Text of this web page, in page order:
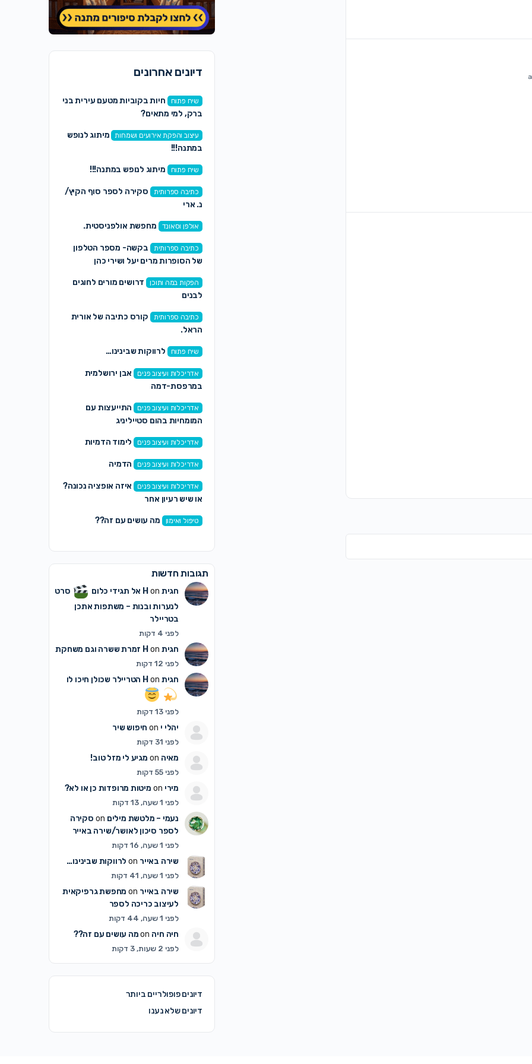
דיונים אחרונים
שיח פתוח
חיות בקוביות מטעם עירית בני
ברק, למי מתאים?
עיצוב והפקת אירועים ושמחות
מיתוג לנופש
במתנה!!!
שיח פתוח מיתוג לנופש במתנה!!!
כתיבה ספרותית
סקירה לספר סוף הקיץ/
נ. ארי
אולפן וסאונד מחפשת אולפניסטית.
כתיבה ספרותית
בקשה- מספר הטלפון
של הסופרות מרים יעל ושירי כהן
הפקות במה ותוכן
דרושים מורים לחוגים
לבנים
כתיבה ספרותית
קורס כתיבה של אורית
הראל.
שיח פתוח לרווקות שבינינו…
אדריכלות ועיצוב פנים
אבן ירושלמית
במרפסת-דמה
אדריכלות ועיצוב פנים
התייעצות עם
המומחיות בהום סטייליניג
אדריכלות ועיצוב פנים לימוד הדמיות
אדריכלות ועיצוב פנים הדמיה
אדריכלות ועיצוב פנים
איזה אופציה נכונה?
או שיש רעיון אחר
טיפול ואימון מה עושים עם זה??
תגובות חדשות
חגית H on אל תגידי כלום
סרט
לנערות ובנות – משתפות אתכן
בטריילר
לפני 4 דקות
חגית H on זמרת ששרה וגם משחקת
לפני 12 דקות
חגית H on הטריילר שכולן חיכו לו
לפני 13 דקות
יהלי י חיפוש שיר
לפני 31 דקות
מאיה מגיע לי מזל טוב!
לפני 55 דקות
מירי מיטות מרופדות כן או לא?
לפני 1 שעה, 13 דקות
נעמי – מלטשת מילים
סקירה
לספר סיכון לאושר/שירה באייר
לפני 1 שעה, 16 דקות
שירה באייר לרווקות שבינינו…
לפני 1 שעה, 41 דקות
שירה באייר
מחפשת גרפיקאית
לעיצוב כריכה לספר
לפני 1 שעה, 44 דקות
חיה חיה מה עושים עם זה??
לפני 2 שעות, 3 דקות
דיונים פופולריים ביותר
דיונים שלא נענו